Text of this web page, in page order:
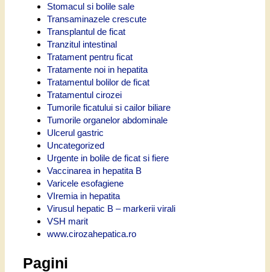
Stomacul si bolile sale
Transaminazele crescute
Transplantul de ficat
Tranzitul intestinal
Tratament pentru ficat
Tratamente noi in hepatita
Tratamentul bolilor de ficat
Tratamentul cirozei
Tumorile ficatului si cailor biliare
Tumorile organelor abdominale
Ulcerul gastric
Uncategorized
Urgente in bolile de ficat si fiere
Vaccinarea in hepatita B
Varicele esofagiene
VIremia in hepatita
Virusul hepatic B – markerii virali
VSH marit
www.cirozahepatica.ro
Pagini